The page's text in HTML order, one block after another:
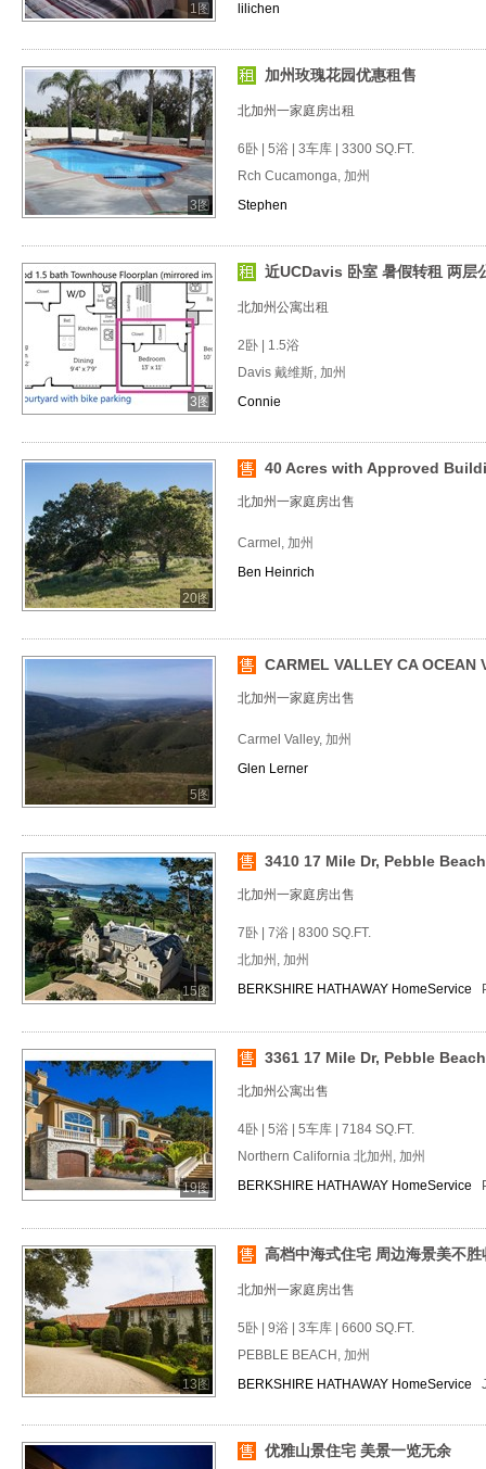
1图
lilichen
3图
加州玫瑰花园优惠租售
北加州一家庭房出租
6卧 | 5浴 | 3车库 | 3300 SQ.FT.
Rch Cucamonga, 加州
Stephen
3图
近UCDavis 卧室 暑假转租 两层
北加州公寓出租
2卧 | 1.5浴
Davis 戴维斯, 加州
Connie
20图
40 Acres with Approved
北加州一家庭房出售
Carmel, 加州
Ben Heinrich
5图
CARMEL VALLEY CA OCEAN
北加州一家庭房出售
Carmel Valley, 加州
Glen Lerner
15图
3410 17 Mile Dr, Pebble
北加州一家庭房出售
7卧 | 7浴 | 8300 SQ.FT.
北加州, 加州
BERKSHIRE HATHAWAY HomeService
19图
3361 17 Mile Dr, Pebble Beach
北加州公寓出售
4卧 | 5浴 | 5车库 | 7184 SQ.FT.
Northern California 北加州, 加州
BERKSHIRE HATHAWAY HomeService
13图
高档中海式住宅 周边海景美不胜
北加州一家庭房出售
5卧 | 9浴 | 3车库 | 6600 SQ.FT.
PEBBLE BEACH, 加州
BERKSHIRE HATHAWAY HomeService
优雅山景住宅 美景一览无余